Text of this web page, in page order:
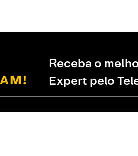
Receba o
Expert pelo